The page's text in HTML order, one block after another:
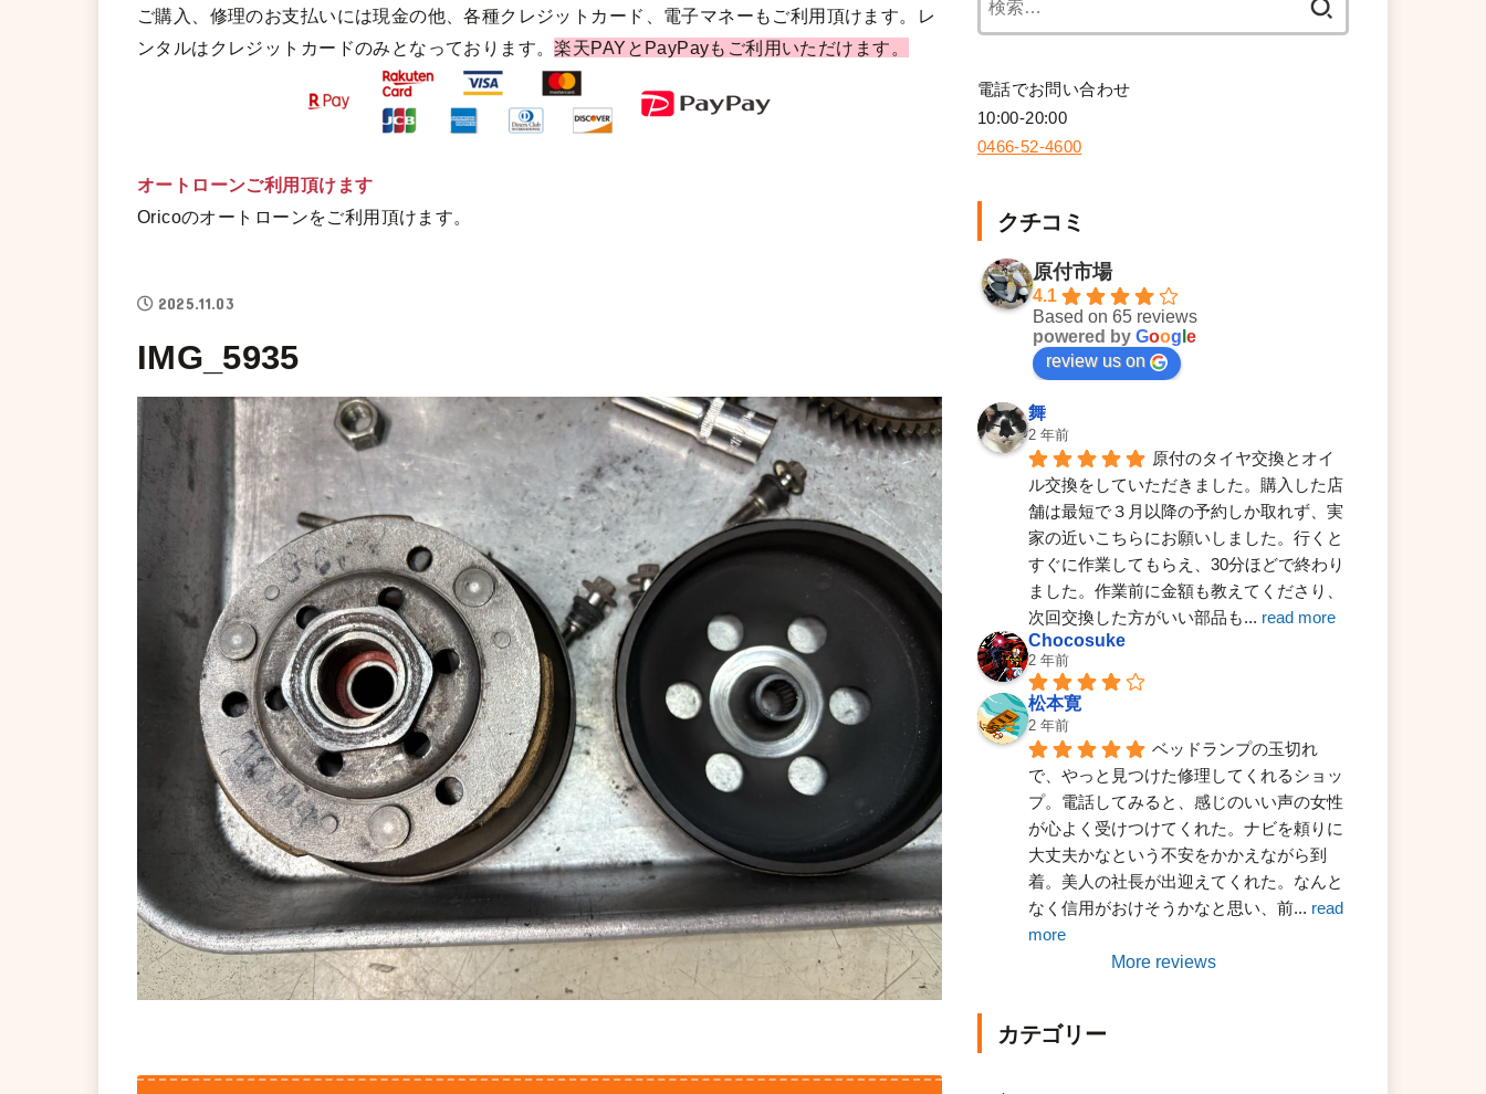
ご購入、修理のお支払いには現金の他、各種クレジットカード、電子マネーもご利用頂けます。レ
ンタルはクレジットカードのみとなっております。楽天PAYとPayPayもご利用いただけます。
オートローンご利用頂けます
Oricoのオートローンをご利用頂けます。
2025.11.03
IMG_5935
電話でお問い合わせ
10:00-20:00
0466-52-4600
クチコミ
原付市場
4.1
Based on 65 reviews
powered by Goog e
review us on
舞
2 年前
原付のタイヤ交換とオイ
ル交換をしていただきました。購入した店
舗は最短で３月以降の予約しか取れず、実
家の近いこちらにお願いしました。行くと
すぐに作業してもらえ、30分ほどで終わり
ました。作業前に金額も教えてくださり、
次回交換した方がいい部品も... read more
Chocosuke
2 年前
松本寛
2 年前
ベッドランプの玉切れ
で、やっと見つけた修理してくれるショッ
プ。電話してみると、感じのいい声の女性
が心よく受けつけてくれた。ナビを頼りに
大丈夫かなという不安をかかえながら到
着。美人の社長が出迎えてくれた。なんと
なく信用がおけそうかなと思い、前... read
more
More reviews
カテゴリー